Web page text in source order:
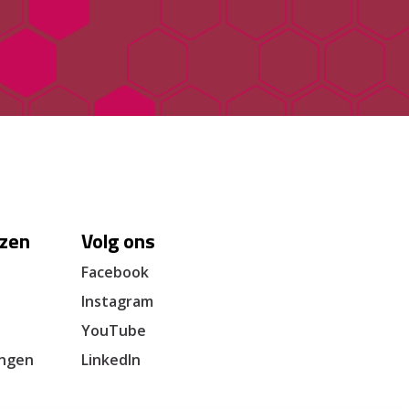
Volg ons
Facebook
Instagram
YouTube
LinkedIn